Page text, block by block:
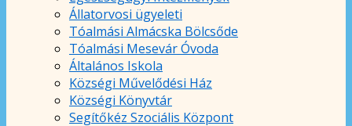
Állatorvosi ügyeleti
Tóalmási Almácska Bölcsőde
Tóalmási Mesevár Óvoda
Általános Iskola
Községi Művelődési Ház
Községi Könyvtár
Segítőkéz Szociális Központ